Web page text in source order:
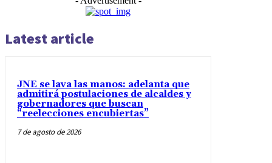
Latest article
JNE se lava las manos: adelanta que
admitirá postulaciones de alcaldes y
gobernadores que buscan
“reelecciones encubiertas”
7 de agosto de 2026